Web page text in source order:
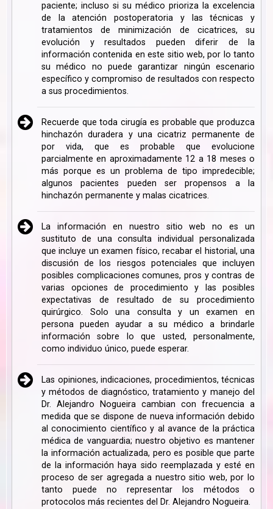
paciente; incluso si su médico prioriza la excelencia
de la atención postoperatoria y las técnicas y
tratamientos de minimización de cicatrices, su
evolución y resultados pueden diferir de la
información contenida en este sitio web, por lo tanto
su médico no puede garantizar ningún escenario
específico y compromiso de resultados con respecto
a sus procedimientos.
Recuerde que toda cirugía es probable que produzca
hinchazón duradera y una cicatriz permanente de
por vida, que es probable que evolucione
parcialmente en aproximadamente 12 a 18 meses o
más porque es un problema de tipo impredecible;
algunos pacientes pueden ser propensos a la
hinchazón permanente y malas cicatrices.
La información en nuestro sitio web no es un
sustituto de una consulta individual personalizada
que incluye un examen físico, recabar el historial, una
discusión de los riesgos potenciales que incluyen
posibles complicaciones comunes, pros y contras de
varias opciones de procedimiento y las posibles
expectativas de resultado de su procedimiento
quirúrgico. Solo una consulta y un examen en
persona pueden ayudar a su médico a brindarle
información sobre lo que usted, personalmente,
como individuo único, puede esperar.
Las opiniones, indicaciones, procedimientos, técnicas
y métodos de diagnóstico, tratamiento y manejo del
Dr. Alejandro Nogueira cambian con frecuencia a
medida que se dispone de nueva información debido
al conocimiento científico y al avance de la práctica
médica de vanguardia; nuestro objetivo es mantener
la información actualizada, pero es posible que parte
de la información haya sido reemplazada y esté en
proceso de ser agregada a nuestro sitio web, por lo
tanto puede no representar los métodos o
protocolos más recientes del Dr. Alejandro Nogueira.